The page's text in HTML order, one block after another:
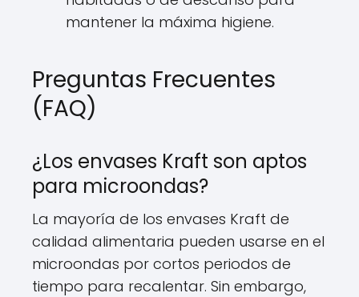
mantener la máxima higiene.
Preguntas Frecuentes
(FAQ)
¿Los envases Kraft son aptos
para microondas?
La mayoría de los envases Kraft de
calidad alimentaria pueden usarse en el
microondas por cortos periodos de
tiempo para recalentar. Sin embargo,